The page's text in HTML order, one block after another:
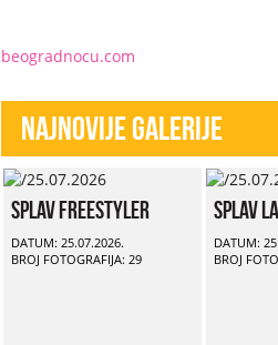
beogradnocu.com
Najnovije Galerije
Splav Freestyler
DATUM: 25.07.2026.
BROJ FOTOGRAFIJA: 29
Splav
DATUM:
BROJ